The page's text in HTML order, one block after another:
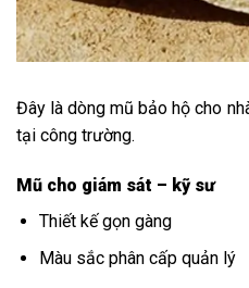
Đây là dòng mũ bảo hộ cho
tại công trường.
Mũ cho giám sát – kỹ sư
Thiết kế gọn gàng
Màu sắc phân cấp quản lý